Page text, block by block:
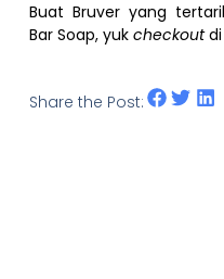
Buat Bruver yang
Bar Soap, yukcheckout
Share the Post: